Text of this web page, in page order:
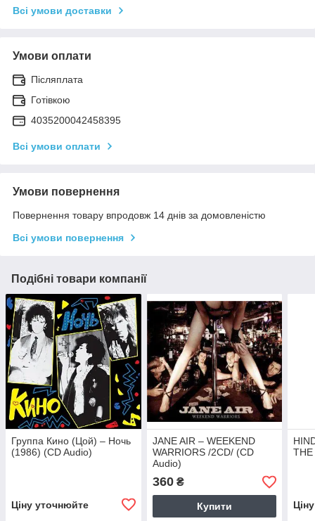
Всі умови доставки
Умови оплати
Післяплата
Готівкою
4035200042458395
Всі умови оплати
Умови повернення
Повернення товару впродовж 14 днів за домовленістю
Всі умови повернення
Подібні товари компанії
Группа Кино (Цой) – Ночь
(1986) (CD Audio)
Ціну уточнюйте
JANE AIR – WEEKEND
WARRIORS /2CD/ (CD
Audio)
360₴
Купити